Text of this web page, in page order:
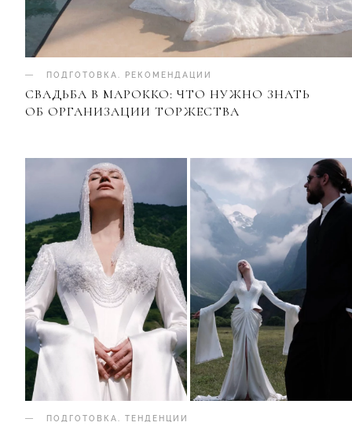
ПОДГОТОВКА РЕКОМЕНДАЦИИ
СВАДЬБА В МАРОККО: ЧТО НУЖНО ЗНАТЬ
ОБ ОРГАНИЗАЦИИ ТОРЖЕСТВА
ПОДГОТОВКА ТЕНДЕНЦИИ